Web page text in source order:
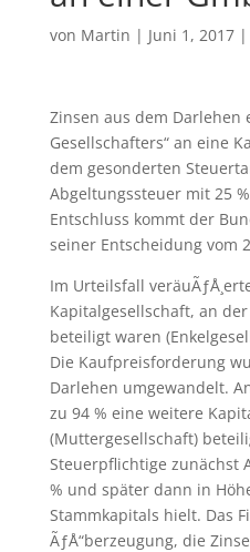
von Martin | Juni 1, 2017|
Zinsen aus dem Darlehen
Gesellschafters“ an eine
dem gesonderten
Abgeltungssteuer mit 25
Entschluss kommt der
seiner Entscheidung vom
Im Urteilsfall
Kapitalgesellschaft, an
beteiligt waren
Die Kaufpreisforderung
Darlehen umgewandelt.
zu 94 % eine weitere
(Muttergesellschaft)
Steuerpflichtige zunächst
% und später dann in
Stammkapitals hielt. Das
ÃƒÅ“berzeugung, die